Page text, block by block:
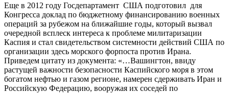
Еще в 2012 году Госдепартамент США подготовил для
Конгресса доклад по бюджетному финансированию военных
операций за рубежом на ближайшие годы, который вызвал
очередной всплеск интереса к проблеме милитаризации
Каспия и стал свидетельством системности действий США по
организации здесь морского форпоста против Ирана.
Приведем цитату из документа: «…Вашингтон, ввиду
растущей важности безопасности Каспийского моря в этом
богатом нефтью и газом регионе, намерен сдерживать Иран и
Российскую Федерацию, вооружая их соседей по